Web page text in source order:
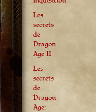
Les
secrets
de
Dragon
Age II
Les
secrets
de
Dragon
Age: